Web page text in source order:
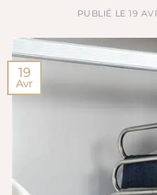
PUBLIÉ LE19
19
Avr